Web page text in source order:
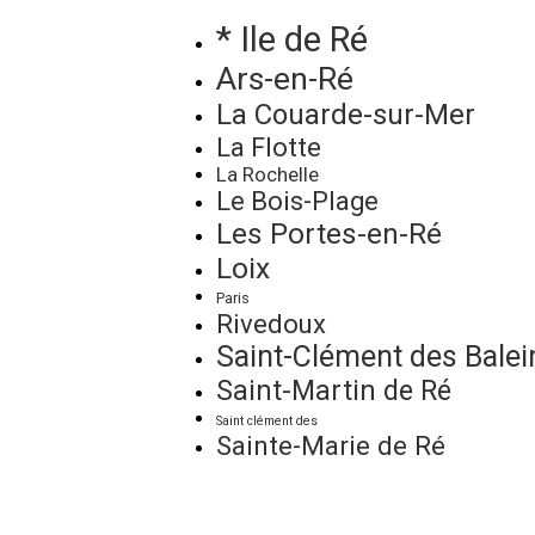
* Ile de Ré
Ars-en-Ré
La Couarde-sur-Mer
La Flotte
La Rochelle
Le Bois-Plage
Les Portes-en-Ré
Loix
Paris
Rivedoux
Saint-Clément des
Saint-Martin de Ré
Saint clément des
Sainte-Marie de Ré